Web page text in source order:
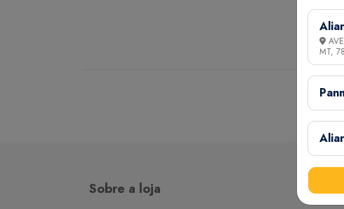
Sobre a loja
MT,